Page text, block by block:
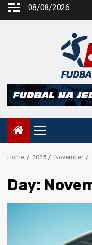
Skip
08/08/2026
Primary
Menu
Home 2025 November
Day: